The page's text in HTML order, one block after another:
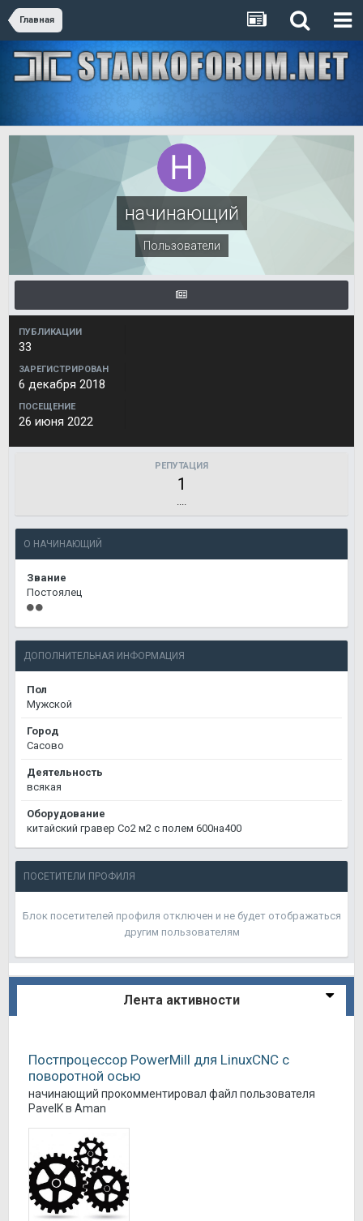
Главная
начинающий
Пользователи
ПУБЛИКАЦИИ
33
ЗАРЕГИСТРИРОВАН
6 декабря 2018
ПОСЕЩЕНИЕ
26 июня 2022
РЕПУТАЦИЯ
1
....
О НАЧИНАЮЩИЙ
Звание
Постоялец
ДОПОЛНИТЕЛЬНАЯ ИНФОРМАЦИЯ
Пол
Мужской
Город
Сасово
Деятельность
всякая
Оборудование
китайский гравер Co2 м2 с полем 600на400
ПОСЕТИТЕЛИ ПРОФИЛЯ
Блок посетителей профиля отключен и не будет отображаться
другим пользователям
Лента активности
Постпроцессор PowerMill для LinuxCNC с
поворотной осью
начинающий прокомментировал файл пользователя
PavelKв Aman